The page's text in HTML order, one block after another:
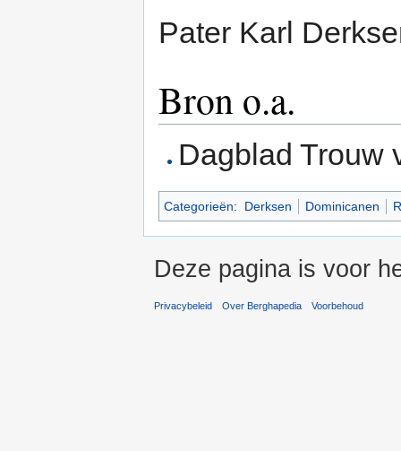
Pater Karl
Bron o.a.
Dagblad Trouw
Categorieën: Derksen Dominicanen
Deze pagina is voor
Privacybeleid Over Berghapedia Voorbehoud